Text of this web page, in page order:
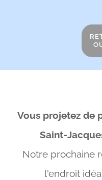
Vous projetez de
Saint-
Notre prochaine
l'endroit